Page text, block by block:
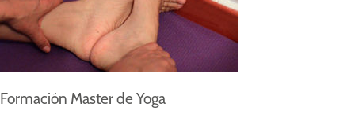
Formación Master de Yoga